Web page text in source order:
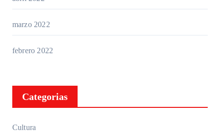
marzo 2022
febrero 2022
Categorias
Cultura